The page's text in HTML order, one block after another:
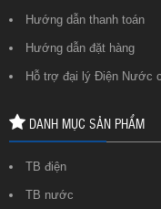
Hướng dẫn thanh toán
Hướng dẫn đặt hàng
Hỗ trợ đại lý Điện Nước
DANH MỤC SẢN PHẨM
TB điện
TB nước